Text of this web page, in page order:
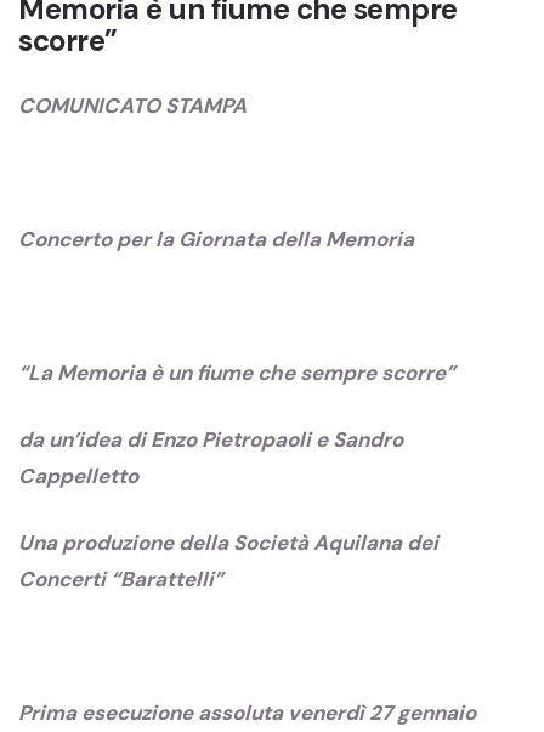
Memoria è un fiume che sempre
scorre”
COMUNICATO STAMPA
Concerto per la Giornata della Memoria
“La Memoria è un fiume che sempre scorre”
da un’idea di Enzo Pietropaoli e Sandro
Cappelletto
Una produzione della Società Aquilana dei
Concerti “Barattelli”
Prima esecuzione assoluta venerdì 27 gennaio